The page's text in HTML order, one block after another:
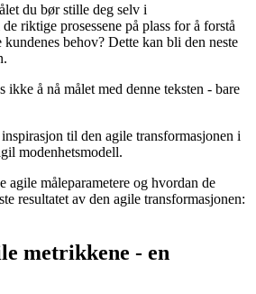
du bør stille deg selv i
riktige prosessene på plass for å forstå
behov? Dette kan bli den neste
ikke å nå målet med denne teksten - bare
til den agile transformasjonen i
modenhetsmodell.
agile måleparametere og hvordan de
resultatet av den agile transformasjonen:
metrikkene - en